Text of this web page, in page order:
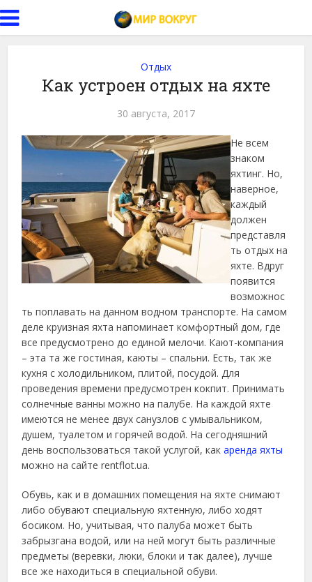
Отдых
Как устроен отдых на яхте
30 августа, 2017
Не всем
знаком
яхтинг. Но,
наверное,
каждый
должен
представля
ть отдых на
яхте. Вдруг
появится
возможнос
ть поплавать на данном водном транспорте. На самом
деле круизная яхта напоминает комфортный дом, где
все предусмотрено до единой мелочи. Кают-компания
– эта та же гостиная, каюты – спальни. Есть, так же
кухня с холодильником, плитой, посудой. Для
проведения времени предусмотрен кокпит. Принимать
солнечные ванны можно на палубе. На каждой яхте
имеются не менее двух санузлов с умывальником,
душем, туалетом и горячей водой. На сегодняшний
день воспользоваться такой услугой, какаренда яхты
можно на сайте rentflot.ua.
Обувь, как и в домашних помещения на яхте снимают
либо обувают специальную яхтенную, либо ходят
босиком. Но, учитывая, что палуба может быть
забрызгана водой, или на ней могут быть различные
предметы (веревки, люки, блоки и так далее), лучше
все же находиться в специальной обуви.